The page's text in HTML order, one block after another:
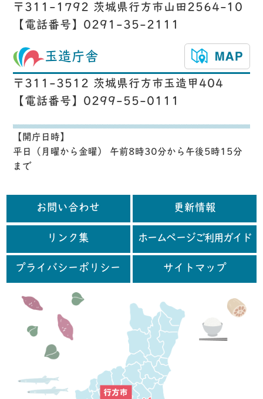
〒311-1792 茨城県行方市山田2564-10
【電話番号】0291-35-2111
玉造庁舎
〒311-3512 茨城県行方市玉造甲404
【電話番号】0299-55-0111
【開庁日時】
平日（月曜から金曜） 午前8時30分から午後5時15分
まで
お問い合わせ 更新情報
リンク集 ホームページご利用ガイド
プライバシーポリシー サイトマップ